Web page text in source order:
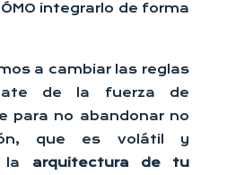
integrarlo de forma
a cambiar las reglas
de la fuerza de
para no abandonar no
que es volátil y
la arquitectura de tu